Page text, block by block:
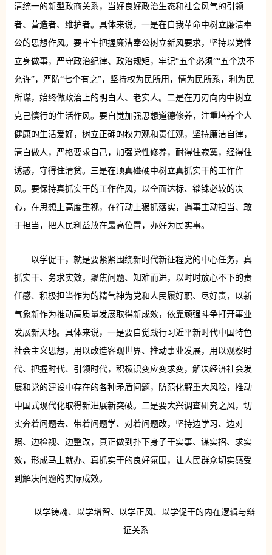
清统一的新型政商关系，当好良好政治生态和社会风气的引领
者、营造者、维护者。具体来说，一是在自我革命中树立廉洁奉
公的思想作风。要牢牢把握廉洁奉公树立新风要求，坚持以党性
立身做事，严守政治纪律、政治规矩，牢记“五个必须”“五个决不
允许”，严防“七个有之”，坚持权为民所用，情为民所系，利为民
所谋，始终做政治上的明白人、老实人。二是在刀刃向内中树立
克己慎行的生活作风。要自觉加强思想道德修养，注重培养个人
健康的生活爱好，树立正确的权力观和责任观，坚持廉洁自律，
清白做人，严格要求自己，加强党性修养，耐得住寂寞，经得住
诱惑，守得住清贫。三是在顶真碰硬中树立真抓实干的工作作
风。要保持真抓实干的工作作风，以全面达标、锱铢必较的决
心，在思想上高度重视，在行动上狠抓落实，遇事主动担当、敢
于担当，把人民利益放在最高位置，办好为民实事。
以学促干，就是要紧紧围绕新时代新征程党的中心任务，真
抓实干、务求实效，聚焦问题、知难而进，以时时放心不下的责
任感、积极担当作为的精气神为党和人民履好职、尽好责，以新
气象新作为推动高质量发展取得新成效，依靠顽强斗争打开事业
发展新天地。具体来说，一是要自觉践行习近平新时代中国特色
社会主义思想，用以改造客观世界、推动事业发展，用以观察时
代、把握时代、引领时代，积极识变应变求变，解决经济社会发
展和党的建设中存在的各种矛盾问题，防范化解重大风险，推动
中国式现代化取得新进展新突破。二是要大兴调查研究之风，切
实奔着问题去、带着问题学、对着问题改，坚持边学习、边对
照、边检视、边整改，真正做到扑下身子干实事、谋实招、求实
效，形成马上就办、真抓实干的良好氛围，让人民群众切实感受
到解决问题的实际成效。
以学铸魂、以学增智、以学正风、以学促干的内在逻辑与辩
证关系